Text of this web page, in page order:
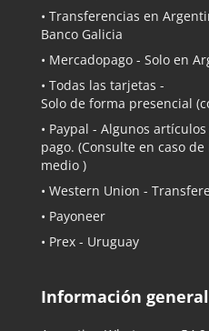
• Transferencias en
Banco Galicia
• Mercadopago - Solo en
• Todas las tarjetas -
Solo de forma presencial
• Paypal - Algunos
pago. (Consulte en caso
medio )
• Western Union -
• Payoneer
• Prex - Uruguay
Información general